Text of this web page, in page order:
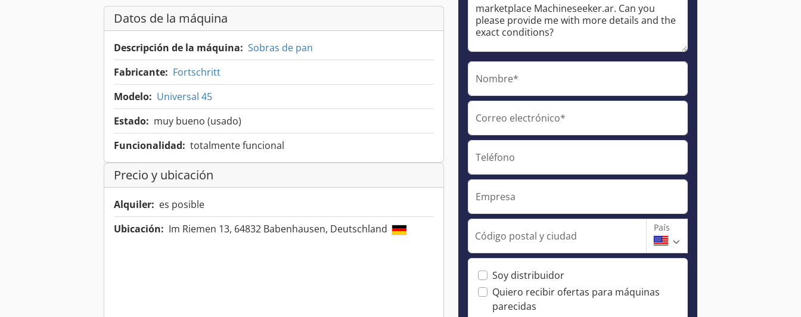
Datos de la máquina
Descripción de la máquina: Sobras de pan
Fabricante: Fortschritt
Modelo: Universal 45
Estado: muy bueno (usado)
Funcionalidad: totalmente funcional
Precio y ubicación
Alquiler: es posible
Ubicación: Im Riemen 13, 64832 Babenhausen, Deutschland
Nombre*
Correo electrónico*
Teléfono
Empresa
Código postal y ciudad
País
Soy distribuidor
Quiero recibir ofertas para máquinas
parecidas